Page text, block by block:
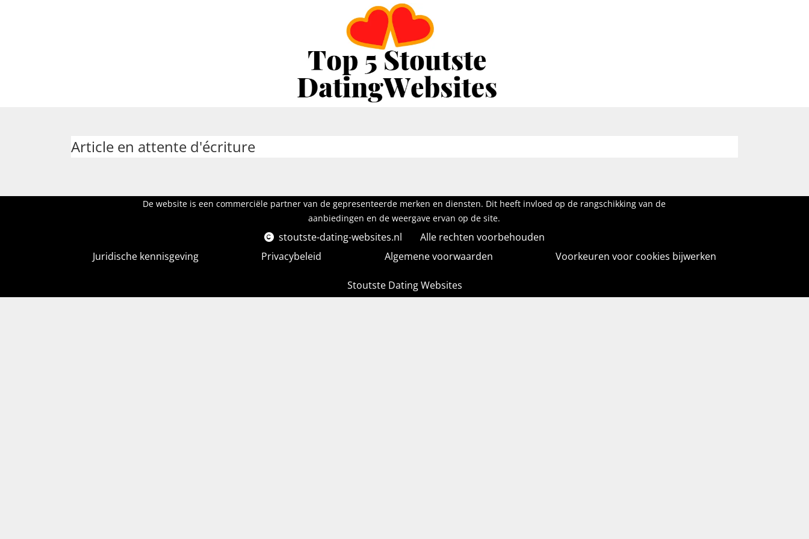
Article en attente d'écriture
De website is een commerciële partner van de gepresenteerde merken en diensten. Dit heeft invloed op de rangschikking van de
aanbiedingen en de weergave ervan op de site.
stoutste-dating-websites.nl
Alle rechten voorbehouden
Juridische kennisgeving
Privacybeleid Algemene voorwaarden Voorkeuren voor cookies bijwerken
Stoutste Dating Websites